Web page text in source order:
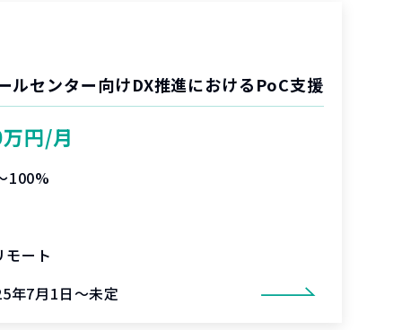
ルセンター向けDX推進におけるPoC支援
円/月
100%
モート
年7月1日～未定